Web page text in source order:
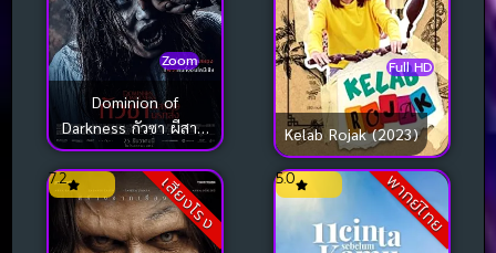
Zoom
Dominion of
Darkness กัวซา ผีสาป
นรกส่ง (2024)
Full HD
Kelab Rojak (2023)
เสียงโรง
7.2 พากย์ไทย
5.0